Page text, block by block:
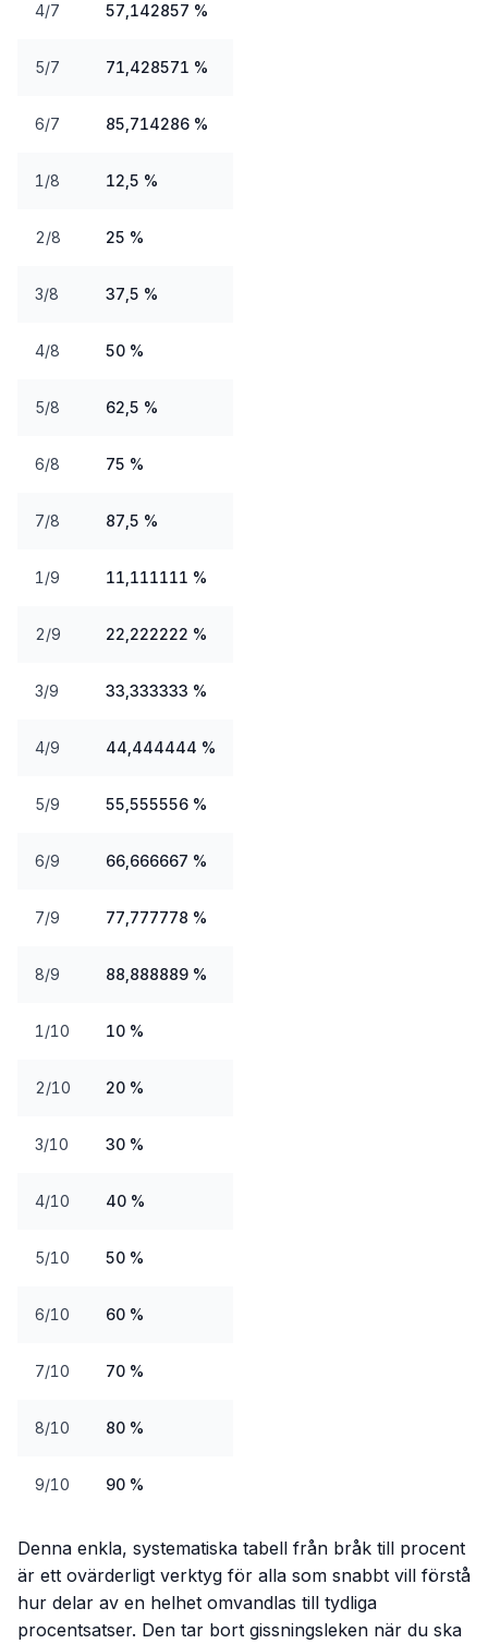
4/7 57,142857 %
5/7 71,428571 %
6/7 85,714286 %
1/8 12,5 %
2/8 25 %
3/8 37,5 %
4/8 50 %
5/8 62,5 %
6/8 75 %
7/8 87,5 %
1/9 11,111111 %
2/9 22,222222 %
3/9 33,333333 %
4/9 44,444444 %
5/9 55,555556 %
6/9 66,666667 %
7/9 77,777778 %
8/9 88,888889 %
1/10 10 %
2/10 20 %
3/10 30 %
4/10 40 %
5/10 50 %
6/10 60 %
7/10 70 %
8/10 80 %
9/10 90 %
Denna enkla, systematiska tabell från bråk till procent
är ett ovärderligt verktyg för alla som snabbt vill förstå
hur delar av en helhet omvandlas till tydliga
procentsatser. Den tar bort gissningsleken när du ska